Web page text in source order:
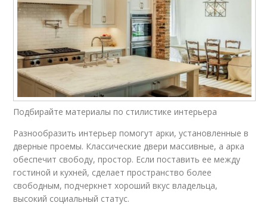
Подбирайте материалы по стилистике интерьера
Разнообразить интерьер помогут арки, установленные в
дверные проемы. Классические двери массивные, а арка
обеспечит свободу, простор. Если поставить ее между
гостиной и кухней, сделает пространство более
свободным, подчеркнет хороший вкус владельца,
высокий социальный статус.